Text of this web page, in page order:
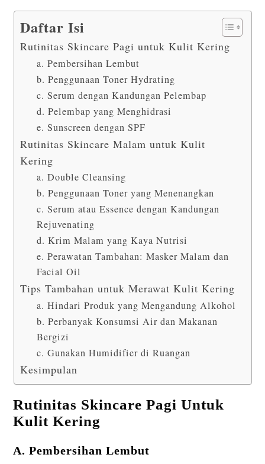
Daftar Isi
Rutinitas Skincare Pagi untuk Kulit Kering
a. Pembersihan Lembut
b. Penggunaan Toner Hydrating
c. Serum dengan Kandungan Pelembap
d. Pelembap yang Menghidrasi
e. Sunscreen dengan SPF
Rutinitas Skincare Malam untuk Kulit
Kering
a. Double Cleansing
b. Penggunaan Toner yang Menenangkan
c. Serum atau Essence dengan Kandungan
Rejuvenating
d. Krim Malam yang Kaya Nutrisi
e. Perawatan Tambahan: Masker Malam dan
Facial Oil
Tips Tambahan untuk Merawat Kulit Kering
a. Hindari Produk yang Mengandung Alkohol
b. Perbanyak Konsumsi Air dan Makanan
Bergizi
c. Gunakan Humidifier di Ruangan
Kesimpulan
Rutinitas Skincare Pagi Untuk
Kulit Kering
A. Pembersihan Lembut